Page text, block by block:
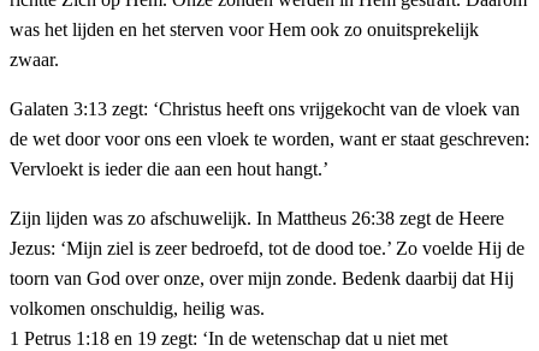
was het lijden en het sterven voor Hem ook zo onuitsprekelijk
zwaar.
Galaten 3:13 zegt: ‘Christus heeft ons vrijgekocht van de vloek van
de wet door voor ons een vloek te worden, want er staat geschreven:
Vervloekt is ieder die aan een hout hangt.’
Zijn lijden was zo afschuwelijk. In Mattheus 26:38 zegt de Heere
Jezus: ‘Mijn ziel is zeer bedroefd, tot de dood toe.’ Zo voelde Hij de
toorn van God over onze, over mijn zonde. Bedenk daarbij dat Hij
volkomen onschuldig, heilig was.
1 Petrus 1:18 en 19 zegt: ‘In de wetenschap dat u niet met